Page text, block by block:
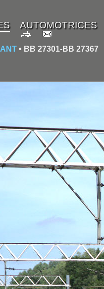
• BB 27301-BB 27367